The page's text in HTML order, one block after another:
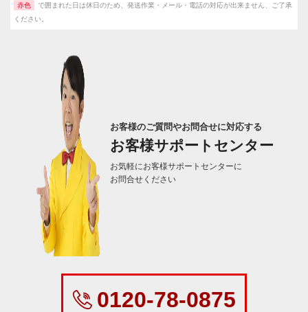
赤色
で囲まれた日は休日のため、発送作業・メール・電話の対応が出来ません、ご了承
ください。
お客様のご質問やお問合せに対応する
お客様サポートセンター
お気軽にお客様サポートセンターに
お問合せください
0120-78-0875